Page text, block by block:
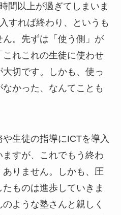
間以上が過ぎてしまいま
すれば終わり、というも
。先ずは「使う側」が
これこれの生徒に使わせ
切です。しかも、使っ
かった、なんてことも
生徒の指導にICTを導入
すが、これでもう終わ
りません。しかも、圧
ものは進歩していきま
ような塾さんと親しく